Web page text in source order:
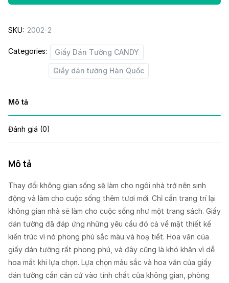
2002-
quantity
SKU: 2002-2
Categories: Giấy Dán Tường CANDY
Giấy dán tường Hàn Quốc
Mô tả
Đánh giá (0)
Mô tả
Thay đổi không gian sống sẽ làm cho ngôi nhà trở nên sinh
động và làm cho cuộc sống thêm tươi mới. Chỉ cần trang trí lại
không gian nhà sẽ làm cho cuộc sống như một trang sách. Giấy
dán tường đã đáp ứng những yêu cầu đó cả về mặt thiết kế
kiến trúc vì nó phong phú sắc màu và hoạ tiết. Hoa văn của
giấy dán tường rất phong phú, và đây cũng là khó khăn vì dễ
hoa mắt khi lựa chọn. Lựa chọn màu sắc và hoa văn của giấy
dán tường cần căn cứ vào tính chất của không gian, phòng